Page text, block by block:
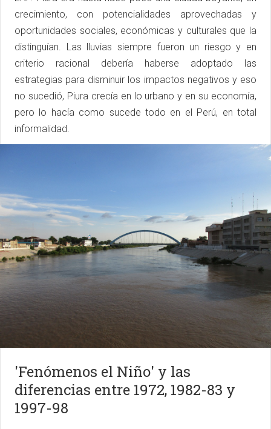
crecimiento, con potencialidades aprovechadas y
oportunidades sociales, económicas y culturales que la
distinguían. Las lluvias siempre fueron un riesgo y en
criterio racional debería haberse adoptado las
estrategias para disminuir los impactos negativos y eso
no sucedió, Piura crecía en lo urbano y en su economía,
pero lo hacía como sucede todo en el Perú, en total
informalidad.
'Fenómenos el Niño' y las
diferencias entre 1972, 1982-83 y
1997-98